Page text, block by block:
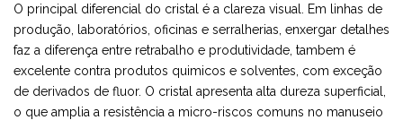
O principal diferencial do cristal é a clareza visual. Em linhas de
produção, laboratórios, oficinas e serralherias, enxergar detalhes
faz a diferença entre retrabalho e produtividade, tambem é
excelente contra produtos quimicos e solventes, com exceção
de derivados de fluor. O cristal apresenta alta dureza superficial,
o que amplia a resistência a micro-riscos comuns no manuseio